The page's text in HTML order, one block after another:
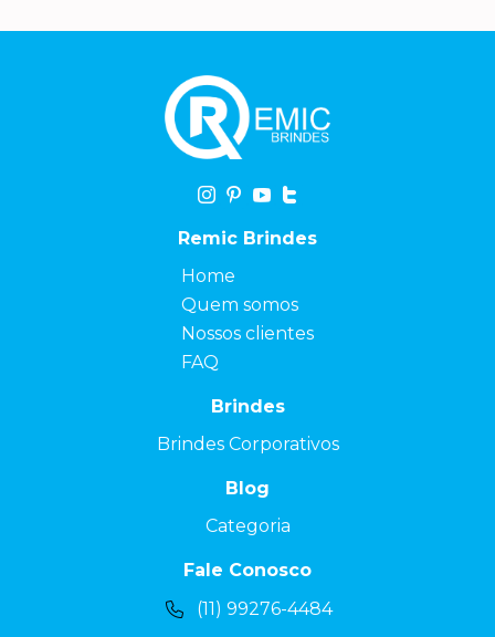
Remic Brindes
Home
Quem somos
Nossos clientes
FAQ
Brindes
Brindes Corporativos
Blog
Categoria
Fale Conosco
(11) 99276-4484